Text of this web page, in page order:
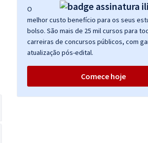
O
melhor custo benefício para os seus
bolso. São mais de 25 mil cursos para
carreiras de concursos públicos, com
atualização pós-edital.
Comece hoje